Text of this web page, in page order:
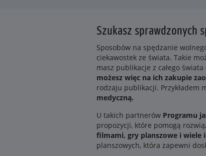
Szukasz sprawdzonych
Sposobów na spędzanie
ciekawostek ze świata. Takie
masz publikacje z całego
możesz więc na ich zakupie
rodzaju publikacji. Przykładem
medyczną.
U takich partnerów Programu
propozycji, które pomogą
filmami, gry planszowe i
planszowych, która zapewni